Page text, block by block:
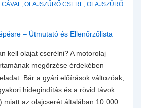
, OLAJSZŰRŐ CSERE, OLAJSZŰRŐ
kell olajat cserélni? A motorolaj
megőrzése érdekében
Bár a gyári előírások változóak,
hidegindítás és a rövid távok
miatt az olajcserét általában 10.000